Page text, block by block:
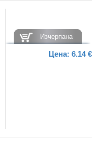
Изчерпана
Цена: 6.14 €